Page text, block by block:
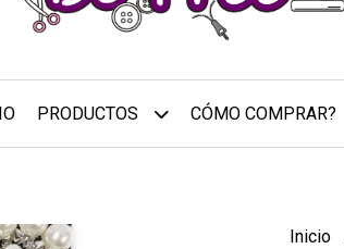
PRODUCTOS CÓMO COMPRAR?
Inicio